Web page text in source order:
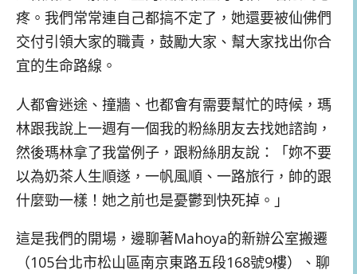
疼。我們常常連自己都搞不定了，她還要被仙佛們
交付引領大家的職責，鼓勵大家、幫大家找出你合
宜的生命路線。
人都會迷途、撞牆、也都會有需要幫忙的時候，瑪
林跟我說上一週有一個我的粉絲朋友去找她諮詢，
然後瑪林拿了我當例子，跟粉絲朋友說：「妳不要
以為奶茶人生順遂，一帆風順、一路旅行，帥的跟
什麼勁一樣！她之前也是憂鬱到快死掉。」
這是我們的開場，邊聊著Mahoya的新辦公室搬遷
（105台北市松山區南京東路五段168號9樓）、聊